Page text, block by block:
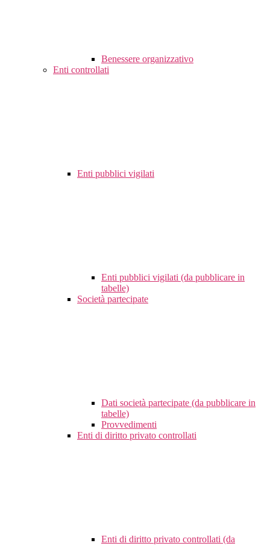
Benessere organizzativo
Enti controllati
Enti pubblici vigilati
Enti pubblici vigilati (da pubblicare in
tabelle)
Società partecipate
Dati società partecipate (da pubblicare in
tabelle)
Provvedimenti
Enti di diritto privato controllati
Enti di diritto privato controllati (da